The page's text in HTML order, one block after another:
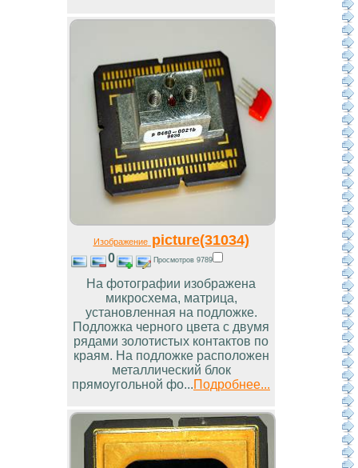
Изображениеpicture(31034)
0 Просмотров 9789
На фотографии изображена
микросхема, матрица,
установленная на подложке.
Подложка черного цвета с двумя
рядами золотистых контактов по
краям. На подложке расположен
металлический блок
прямоугольной фо... Подробнее...